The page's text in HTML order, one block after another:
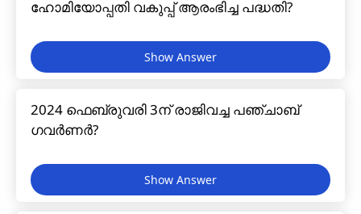
ഹോമിയോപ്പതി വകുപ്പ് ആരംഭിച്ച പദ്ധതി?
2024 ഫെബ്രുവരി 3ന് രാജിവച്ച പഞ്ചാബ്
ഗവർണർ?